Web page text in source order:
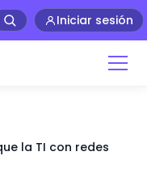
Iniciar sesión
la TI con redes